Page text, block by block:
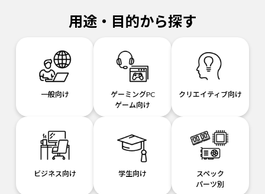
用途・目的から探す
一般向け
ゲーミングPC
ゲーム向け
クリエイティブ向け
ビジネス向け 学生向け
スペック
パーツ別